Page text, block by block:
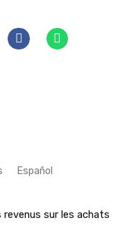
Español
revenus sur les achats